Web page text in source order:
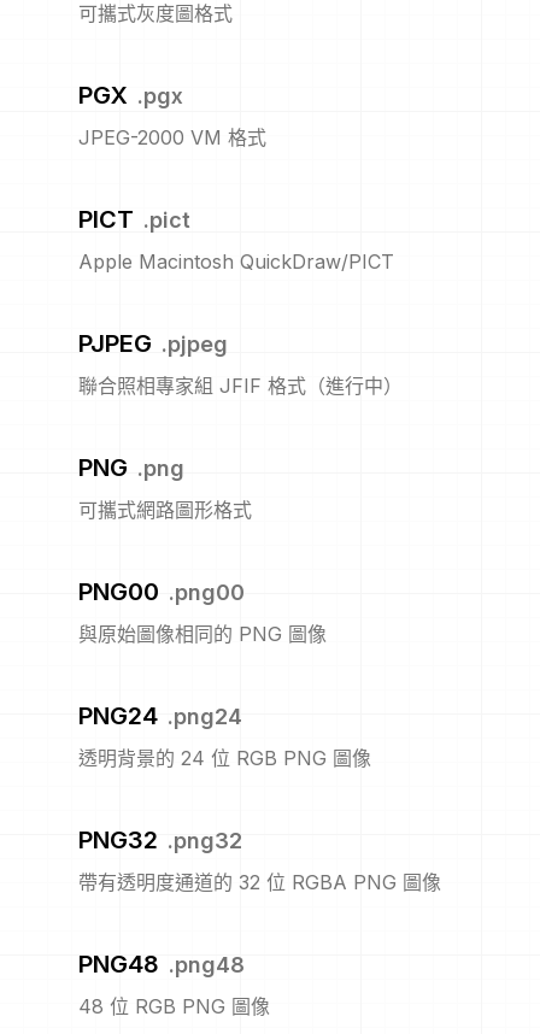
可攜式灰度圖格式
PGX .pgx
JPEG-2000 VM 格式
PICT .pict
Apple Macintosh QuickDraw/PICT
PJPEG .pjpeg
聯合照相專家組 JFIF 格式（進行中）
PNG .png
可攜式網路圖形格式
PNG00 .png00
與原始圖像相同的 PNG 圖像
PNG24 .png24
透明背景的 24 位 RGB PNG 圖像
PNG32 .png32
帶有透明度通道的 32 位 RGBA PNG 圖像
PNG48 .png48
48 位 RGB PNG 圖像